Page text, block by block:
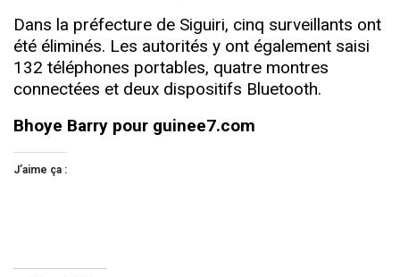
Dans la préfecture de Siguiri, cinq surveillants ont
été éliminés. Les autorités y ont également saisi
132 téléphones portables, quatre montres
connectées et deux dispositifs Bluetooth.
Bhoye Barry pour guinee7.com
J’aime ça :